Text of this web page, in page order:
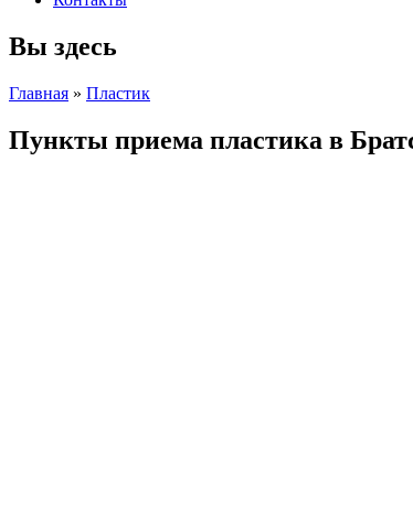
Вы здесь
Главная » Пластик
Пункты приема пластика в